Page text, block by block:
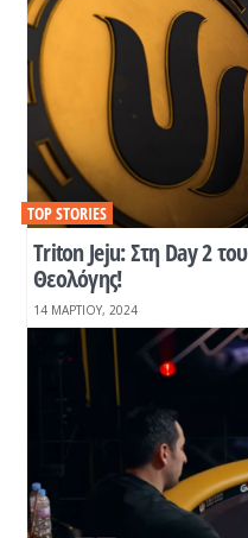
Τriton Jeju: Στη Day 2
Θεολόγης!
TOP STORIES
14 ΜΑΡΤΊΟΥ, 2024